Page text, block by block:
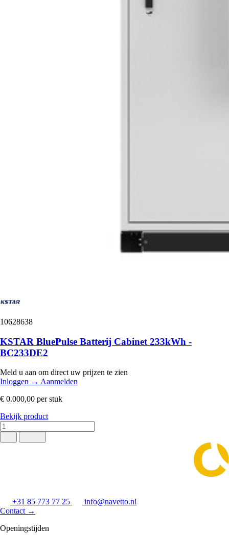
10628638
KSTAR BluePulse Batterij Cabinet 233kWh -
BC233DE2
Meld u aan om direct uw prijzen te zien
Inloggen → Aanmelden
€ 0.000,00 per stuk
Bekijk product
+31 85 773 77 25
info@navetto.nl
Contact →
Openingstijden